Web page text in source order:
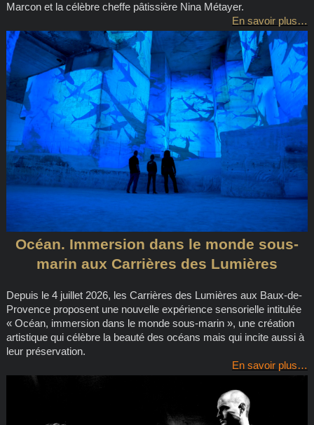
Marcon et la célèbre cheffe pâtissière Nina Métayer.
En savoir plus…
Océan. Immersion dans le monde sous-
marin aux Carrières des Lumières
Depuis le 4 juillet 2026, les Carrières des Lumières aux Baux-de-
Provence proposent une nouvelle expérience sensorielle intitulée
« Océan, immersion dans le monde sous-marin », une création
artistique qui célèbre la beauté des océans mais qui incite aussi à
leur préservation.
En savoir plus…